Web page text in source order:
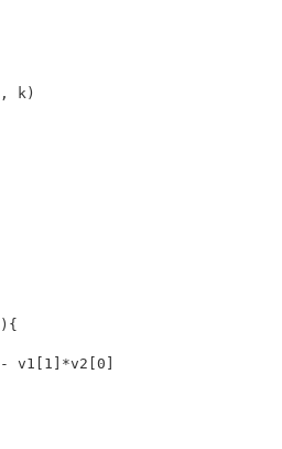
, k )
){
- v1 1 *v2 0